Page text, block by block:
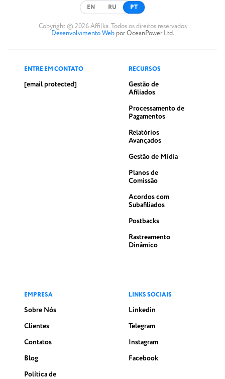
EN RU PT
Copyright © 2026 Affilka. Todos os direitos reservados
Desenvolvimento Web por OceanPower Ltd.
ENTRE EM CONTATO
[email protected]
RECURSOS
Gestão de
Afiliados
Processamento de
Pagamentos
Relatórios
Avançados
Gestão de Mídia
Planos de
Comissão
Acordos com
Subafiliados
Postbacks
Rastreamento
Dinâmico
EMPRESA
Sobre Nós
Clientes
Contatos
Blog
Política de
LINKS SOCIAIS
Linkedin
Telegram
Instagram
Facebook